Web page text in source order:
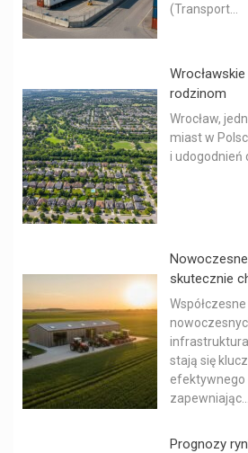
(Transport...
rodzinom
Wrocław,
miast w
i udogodnień
skutecznie
stają się
efektywnego
zapewniając...
Prognozy